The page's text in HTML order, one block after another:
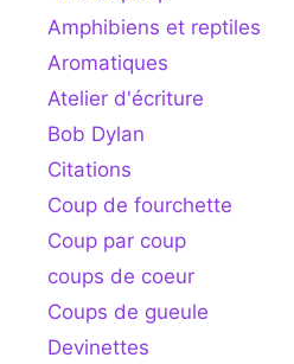
Amphibiens et reptiles
Aromatiques
Atelier d'écriture
Bob Dylan
Citations
Coup de fourchette
Coup par coup
coups de coeur
Coups de gueule
Devinettes